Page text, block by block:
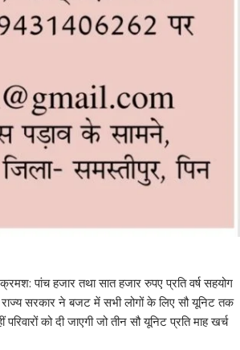
पांच हजार तथा सात हजार रुपए प्रति वर्ष सहयोग
सरकार ने बजट में सभी लोगों के लिए सौ यूनिट तक
को दी जाएगी जो तीन सौ यूनिट प्रति माह खर्च